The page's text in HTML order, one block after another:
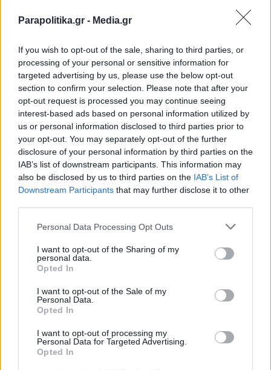
Parapolitika.gr - Media.gr
If you wish to opt-out of the sale, sharing to third parties, or
processing of your personal or sensitive information for
targeted advertising by us, please use the below opt-out
section to confirm your selection. Please note that after your
opt-out request is processed you may continue seeing
interest-based ads based on personal information utilized by
us or personal information disclosed to third parties prior to
your opt-out. You may separately opt-out of the further
disclosure of your personal information by third parties on the
IAB’s list of downstream participants. This information may
also be disclosed by us to third parties on the IAB’s List of
Downstream Participants that may further disclose it to other
Personal Data Processing Opt Outs
I want to opt-out of the Sharing of my
personal data.
Opted In
I want to opt-out of the Sale of my
Personal Data.
Opted In
I want to opt-out of processing my
Personal Data for Targeted Advertising.
Opted In
το ερώτημα, ήταν σκάνδαλο" (Βίντεο)
ΠΟΛΙΤΙΚΗ 25.05.2026 22:16
PARAPOLITIKA NEWSROOM
Στο χιλιοστό: Το άγνωστο Σχέδιο Β για το
Ευρωπαίοι υπολόγιζαν 60 έως 80%
υποτίμηση του νέου νομίσματος (Βίντεο)
Εγγραφή στο newsletter
Αποδέχομαι τους
και την πολιτική απορρήτου